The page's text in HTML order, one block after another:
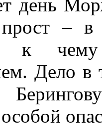
день
прост –
к чему
Дело в